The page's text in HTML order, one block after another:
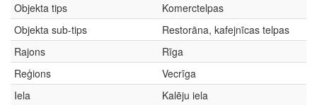
Objekta tips
Komerctelpas
Objekta sub-tips
Restorāna, kafejnīcas telpas
Rajons
Rīga
Reģions
Vecrīga
Iela
Kalēju iela